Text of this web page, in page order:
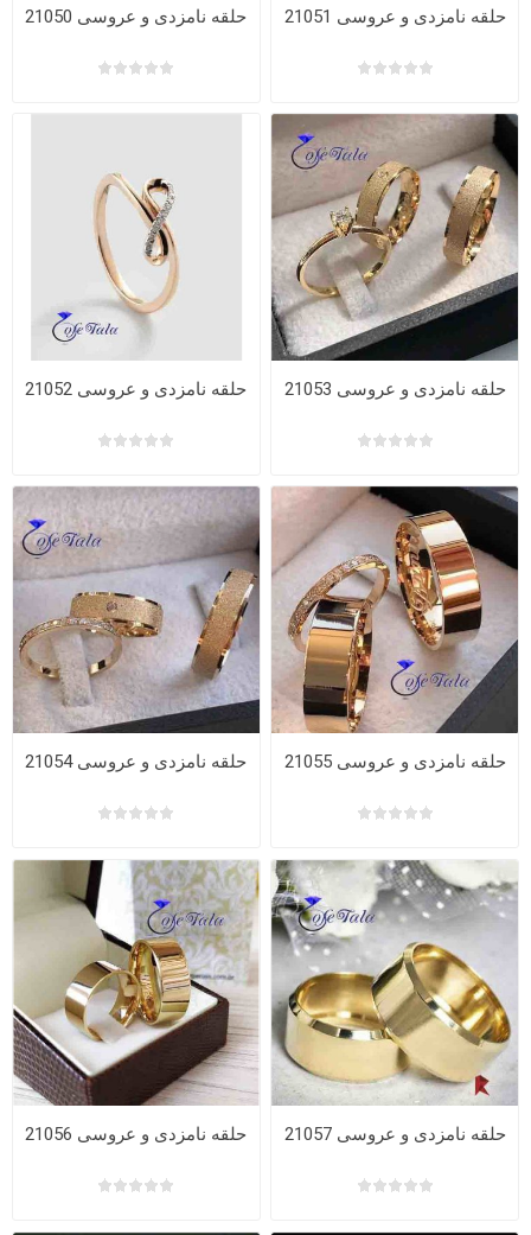
حلقه نامزدی و عروسی 21050 حلقه نامزدی و عروسی 21051
حلقه نامزدی و عروسی 21052 حلقه نامزدی و عروسی 21053
حلقه نامزدی و عروسی 21054 حلقه نامزدی و عروسی 21055
حلقه نامزدی و عروسی 21056 حلقه نامزدی و عروسی 21057